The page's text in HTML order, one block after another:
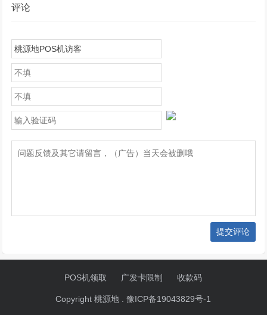
评论
提交评论
POS机领取 广发卡限制 收款码
Copyright 桃源地 .豫ICP备19043829号-1